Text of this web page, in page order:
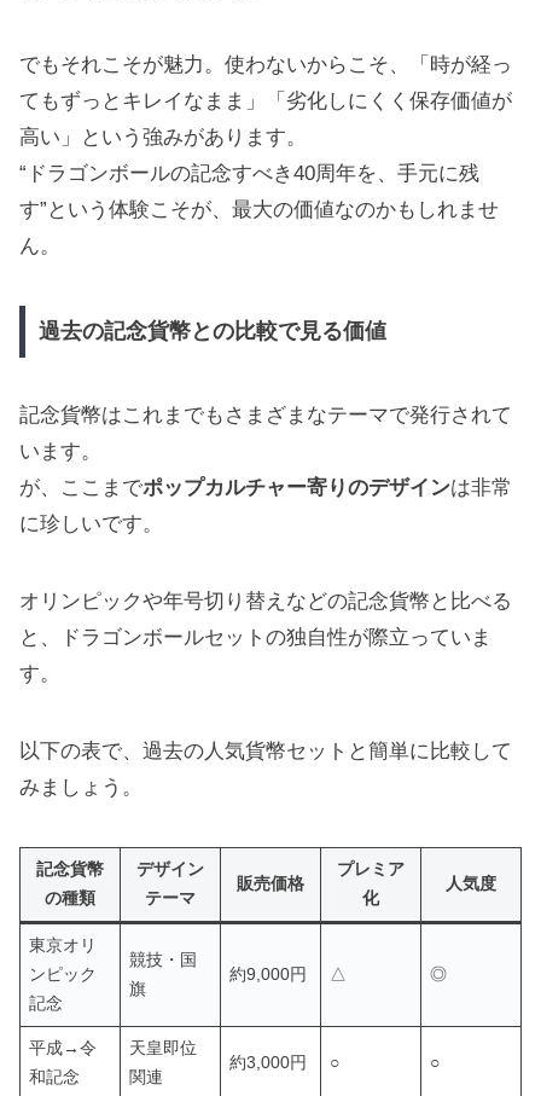
でもそれこそが魅力。使わないからこそ、「時が経っ
てもずっとキレイなまま」「劣化しにくく保存価値が
高い」という強みがあります。
“ドラゴンボールの記念すべき40周年を、手元に残
す”という体験こそが、最大の価値なのかもしれませ
ん。
過去の記念貨幣との比較で見る価値
記念貨幣はこれまでもさまざまなテーマで発行されて
います。
が、ここまでポップカルチャー寄りのデザインは非常
に珍しいです。
オリンピックや年号切り替えなどの記念貨幣と比べる
と、ドラゴンボールセットの独自性が際立っていま
す。
以下の表で、過去の人気貨幣セットと簡単に比較して
みましょう。
記念貨幣
の種類
デザイン
テーマ
販売価格
プレミア
化
人気度
東京オリ
ンピック
記念
競技・国
旗
約9,000円 △ ◎
平成→令
和記念
天皇即位
関連
約3,000円 ○ ○